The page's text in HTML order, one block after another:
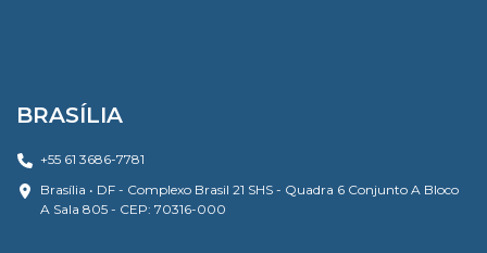
BRASÍLIA
+55 61 3686-7781
Brasília • DF - Complexo Brasil 21 SHS - Quadra 6 Conjunto A Bloco
A Sala 805 - CEP: 70316-000